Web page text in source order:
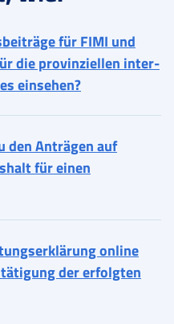
für FIMI und
die provinziellen inter-
einsehen?
den Anträgen auf
für einen
online
der erfolgten